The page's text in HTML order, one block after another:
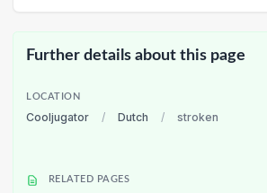
Further details about this page
LOCATION
Cooljugator / Dutch / stroken
RELATED PAGES